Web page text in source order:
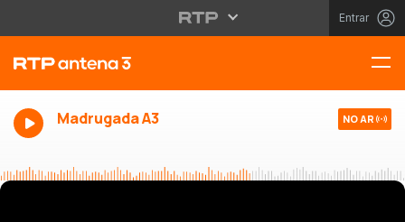
Entrar
Madrugada A3 NO AR